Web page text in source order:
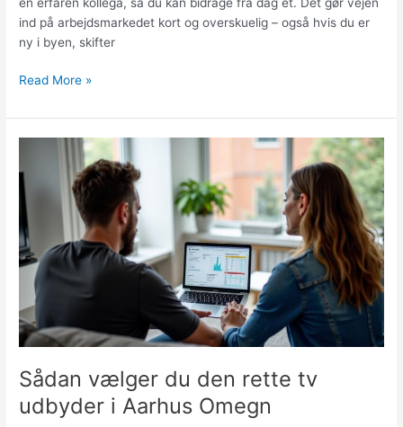
ind på arbejdsmarkedet kort og overskuelig – også hvis du er
ny i byen, skifter
Ufaglærte
i
Aarhus:
starter
du
Read More »
Sådan vælger du den rette tv
udbyder i Aarhus Omegn